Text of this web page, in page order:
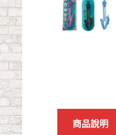
商品說明